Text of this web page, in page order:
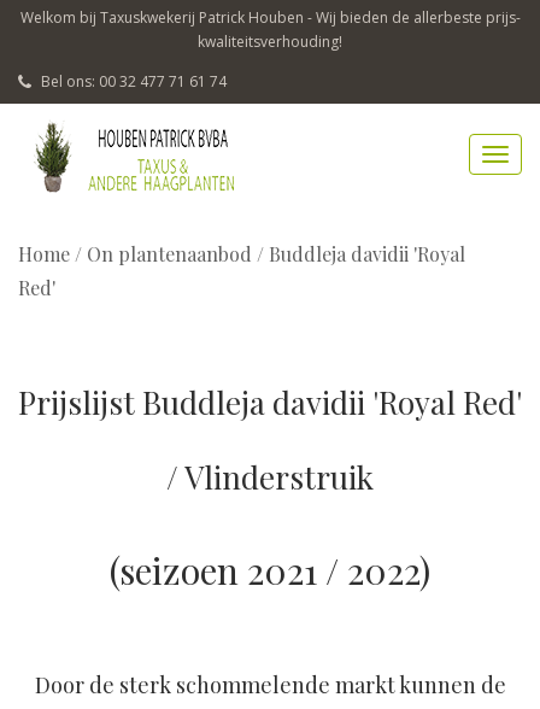
Welkom bij Taxuskwekerij Patrick Houben - Wij bieden de allerbeste prijs-
kwaliteitsverhouding!
Bel ons: 00 32 477 71 61 74
Home / On plantenaanbod / Buddleja davidii 'Royal
Red'
Prijslijst Buddleja davidii 'Royal Red'
/ Vlinderstruik
(seizoen 2021 / 2022)
Door de sterk schommelende markt kunnen de